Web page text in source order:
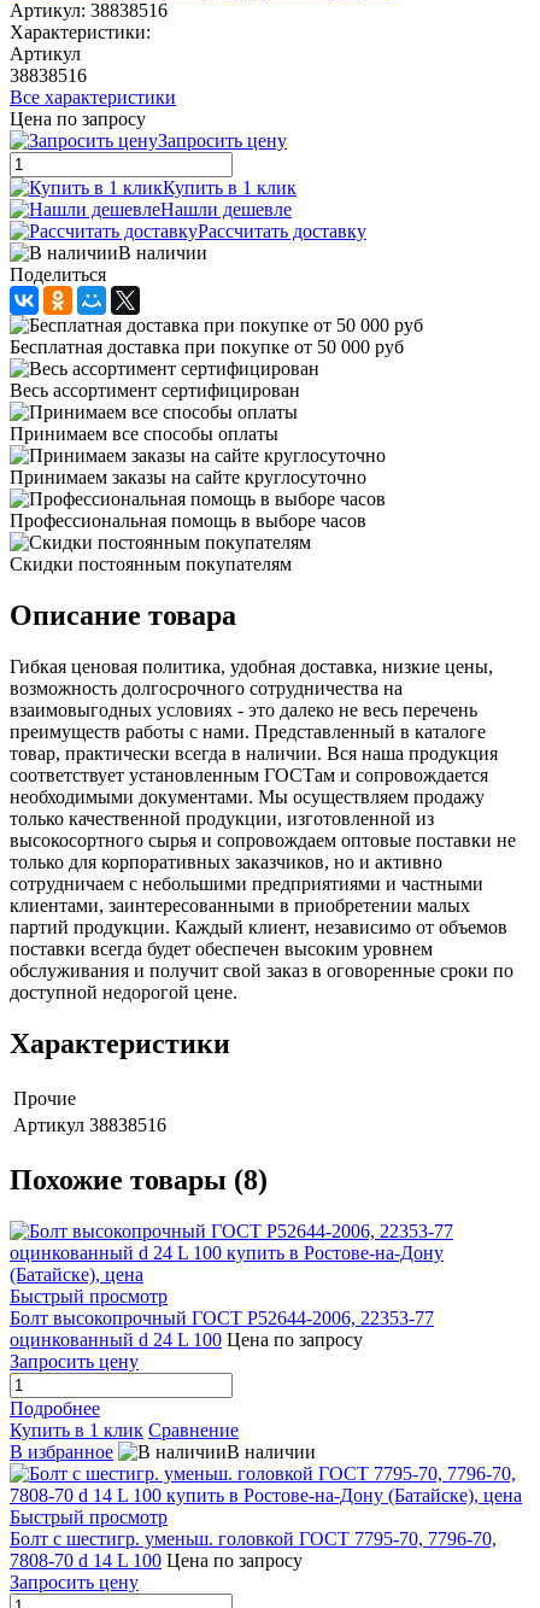
Артикул: 38838516
Характеристики:
Артикул
38838516
Все характеристики
Цена по запросу
Запросить цену
Купить в 1 клик
Нашли дешевле
Рассчитать доставку
В наличии
Поделиться
Бесплатная доставка при покупке от 50 000 руб
Весь ассортимент сертифицирован
Принимаем все способы оплаты
Принимаем заказы на сайте круглосуточно
Профессиональная помощь в выборе часов
Скидки постоянным покупателям
Описание товара
Гибкая ценовая политика, удобная доставка, низкие цены,
возможность долгосрочного сотрудничества на
взаимовыгодных условиях - это далеко не весь перечень
преимуществ работы с нами. Представленный в каталоге
товар, практически всегда в наличии. Вся наша продукция
соответствует установленным ГОСТам и сопровождается
необходимыми документами. Мы осуществляем продажу
только качественной продукции, изготовленной из
высокосортного сырья и сопровождаем оптовые поставки не
только для корпоративных заказчиков, но и активно
сотрудничаем с небольшими предприятиями и частными
клиентами, заинтересованными в приобретении малых
партий продукции. Каждый клиент, независимо от объемов
поставки всегда будет обеспечен высоким уровнем
обслуживания и получит свой заказ в оговоренные сроки по
доступной недорогой цене.
Характеристики
Прочие
Артикул 38838516
Похожие товары (8)
Быстрый просмотр
Болт высокопрочный ГОСТ Р52644-2006, 22353-77
оцинкованный d 24 L 100 Цена по запросу
Запросить цену
Подробнее
Купить в 1 клик Сравнение
В избранное
В наличии
Быстрый просмотр
Болт с шестигр. уменьш. головкой ГОСТ 7795-70, 7796-70,
7808-70 d 14 L 100 Цена по запросу
Запросить цену